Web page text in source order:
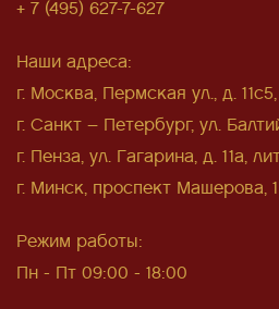
+ 7 (495) 627-7-627
Наши адреса:
г. Москва, Пермская ул., д.
г. Санкт – Петербург, ул.
г. Пенза, ул. Гагарина, д. 11а,
г. Минск, проспект Машерова,
Режим работы:
Пн - Пт 09:00 - 18:00